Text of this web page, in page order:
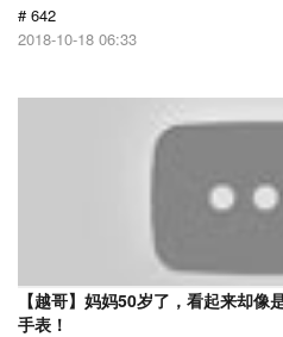
# 642
2018-10-18 06:33
【越哥】妈妈50岁了，看起来却
手表！